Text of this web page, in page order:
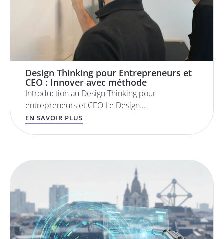
Design Thinking pour Entrepreneurs et
CEO : Innover avec méthode
Introduction au Design Thinking pour
entrepreneurs et CEO Le Design…
EN SAVOIR PLUS